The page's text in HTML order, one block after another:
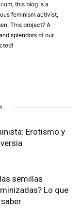
this blog is a
feminism activist,
This project? A
splendors of our
Erotismo y
semillas
Lo que